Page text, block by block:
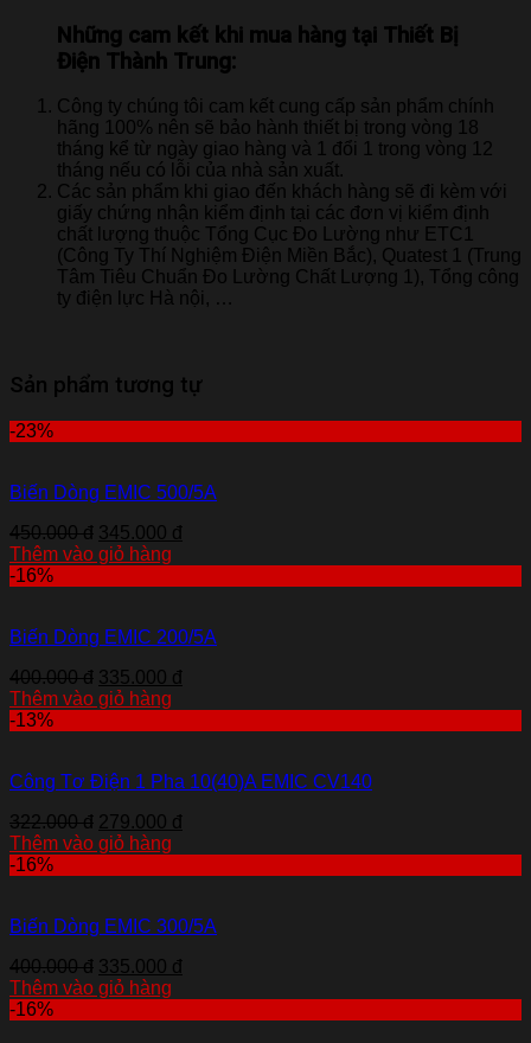
Những cam kết khi mua hàng tại Thiết Bị
Điện Thành Trung:
Công ty chúng tôi cam kết cung cấp sản phẩm chính
hãng 100% nên sẽ bảo hành thiết bị trong vòng 18
tháng kể từ ngày giao hàng và 1 đổi 1 trong vòng 12
tháng nếu có lỗi của nhà sản xuất.
Các sản phẩm khi giao đến khách hàng sẽ đi kèm với
giấy chứng nhận kiểm định tại các đơn vị kiểm định
chất lượng thuộc Tổng Cục Đo Lường như ETC1
(Công Ty Thí Nghiệm Điện Miền Bắc), Quatest 1 (Trung
Tâm Tiêu Chuẩn Đo Lường Chất Lượng 1), Tổng công
ty điện lực Hà nội, …
Sản phẩm tương tự
-23%
Biến Dòng EMIC 500/5A
450.000 đ 345.000 đ
Thêm vào giỏ hàng
-16%
Biến Dòng EMIC 200/5A
400.000 đ 335.000 đ
Thêm vào giỏ hàng
-13%
Công Tơ Điện 1 Pha 10(40)A EMIC CV140
322.000 đ 279.000 đ
Thêm vào giỏ hàng
-16%
Biến Dòng EMIC 300/5A
400.000 đ 335.000 đ
Thêm vào giỏ hàng
-16%